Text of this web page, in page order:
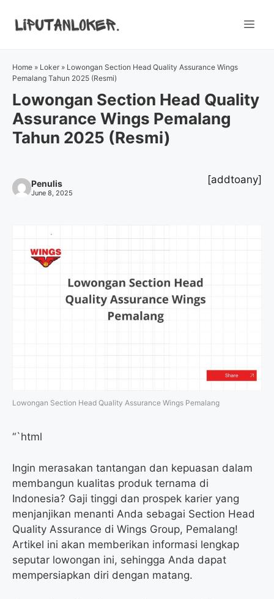
Home » Loker » Lowongan Section Head Quality Assurance Wings
Pemalang Tahun 2025 (Resmi)
Lowongan Section Head Quality
Assurance Wings Pemalang
Tahun 2025 (Resmi)
Penulis
June 8, 2025
[addtoany]
Lowongan Section Head Quality Assurance Wings Pemalang
“`html
Ingin merasakan tantangan dan kepuasan dalam
membangun kualitas produk ternama di
Indonesia? Gaji tinggi dan prospek karier yang
menjanjikan menanti Anda sebagai Section Head
Quality Assurance di Wings Group, Pemalang!
Artikel ini akan memberikan informasi lengkap
seputar lowongan ini, sehingga Anda dapat
mempersiapkan diri dengan matang.